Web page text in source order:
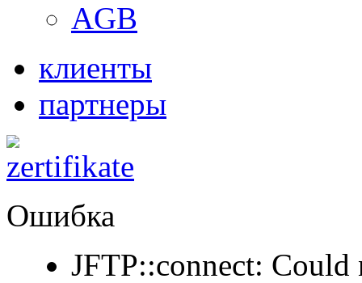
AGB
клиенты
партнеры
Ошибка
JFTP::connect: